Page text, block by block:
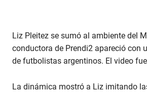
Liz Pleitez se sumó al ambiente del
conductora de Prendi2 apareció con
de futbolistas argentinos. El video
La dinámica mostró a Liz imitando